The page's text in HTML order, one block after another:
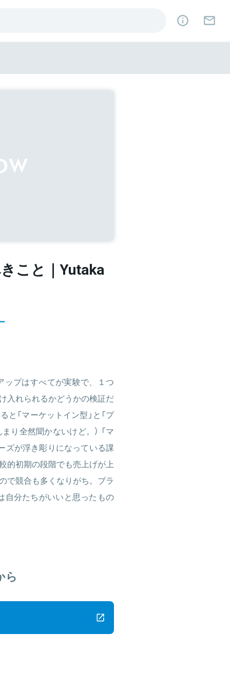
こと｜Yutaka
プはすべてが実験で、１つ
入れられるかどうかの検証だ
「マーケットイン型」と「プ
り全然聞かないけど。） 「マ
ズが浮き彫りになっている課
的初期の段階でも売上げが上
で競合も多くなりがち。ブラ
自分たちがいいと思ったもの
ら